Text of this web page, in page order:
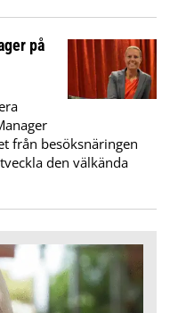
på
från besöksnäringen
den välkända